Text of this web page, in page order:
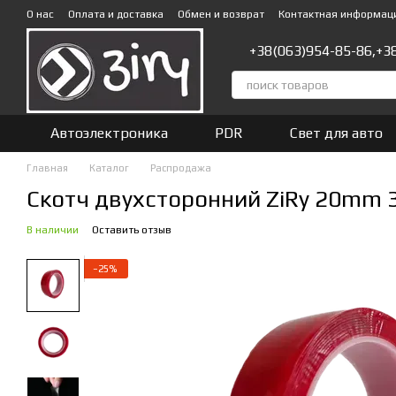
Перейти к основному контенту
О нас Оплата и доставка Обмен и возврат Контактная
+38(063)954-85-86,
Автоэлектроника PDR Свет для авто
Главная Каталог Распродажа
Скотч двухсторонний ZiRy
В наличии Оставить отзыв
−25%